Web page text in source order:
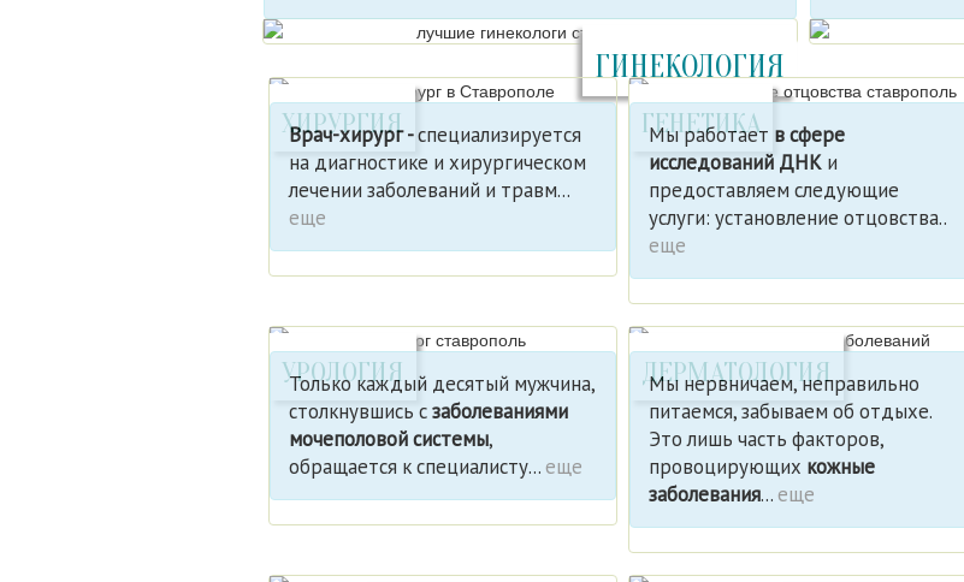
ГИНЕКОЛОГИЯ
ХИРУРГИЯ
Врач-хирург -специализируется
на диагностике и хирургическом
лечении заболеваний и травм...
еще
ГЕНЕТИКА
Мы работает в сфере
исследований ДНК и
предоставляем следующие
услуги: установление отцовства..
еще
УРОЛОГИЯ
Только каждый десятый мужчина,
столкнувшись сзаболеваниями
мочеполовой системы,
обращается к специалисту...еще
ДЕРМАТОЛОГИЯ
Мы нервничаем, неправильно
питаемся, забываем об отдыхе.
Это лишь часть факторов,
провоцирующих кожные
заболевания...еще